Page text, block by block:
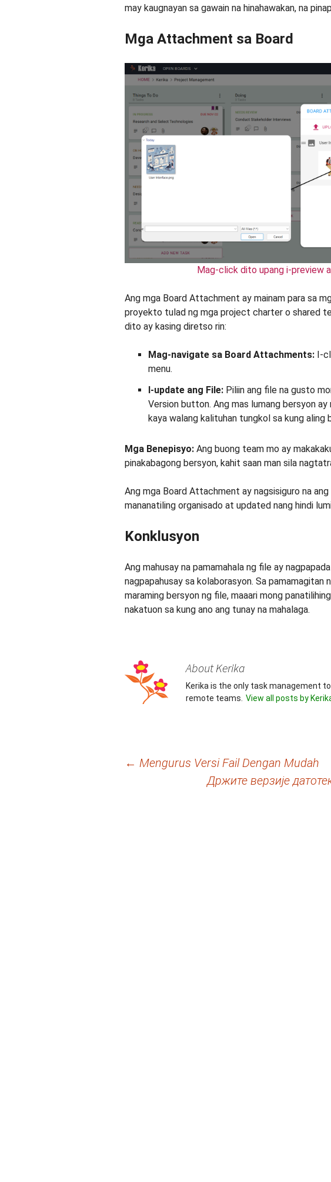
may kaugnayan sa gawain na hinahawakan, na
Mga Attachment sa Board
Mag-click dito upang i-preview
Ang mga Board Attachment ay mainam para sa
proyekto tulad ng mga project charter o shared
dito ay kasing diretso rin:
Mag-navigate sa Board Attachments: I-
menu.
I-update ang File: Piliin ang file na gusto
Version button. Ang mas lumang bersyon ay
kaya walang kalituhan tungkol sa kung aling
Mga Benepisyo: Ang buong team mo ay
pinakabagong bersyon, kahit saan man sila
Ang mga Board Attachment ay nagsisiguro na
mananatiling organisado at updated nang hindi
Konklusyon
Ang mahusay na pamamahala ng file ay
nagpapahusay sa kolaborasyon. Sa pamamagitan
maraming bersyon ng file, maaari mong
nakatuon sa kung ano ang tunay na mahalaga.
About Kerika
Kerika is the only task management
remote teams. View all posts by
← Mengurus Versi Fail Dengan Mudah
Држите верзије